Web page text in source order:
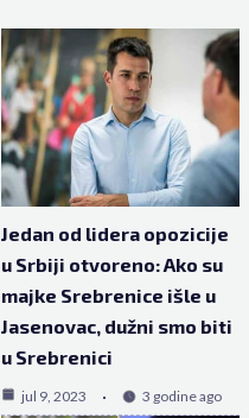
Jedan od lidera opozicije
u Srbiji otvoreno: Ako su
majke Srebrenice išle u
Jasenovac, dužni smo biti
u Srebrenici
jul 9, 2023 3 godine ago